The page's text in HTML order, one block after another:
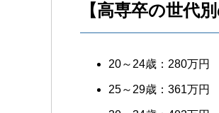
【高専卒の世代
20～24歳：280万円
25～29歳：361万円